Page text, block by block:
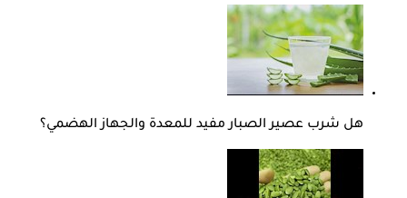
هل شرب عصير الصبار مفيد للمعدة والجهاز الهضمي؟